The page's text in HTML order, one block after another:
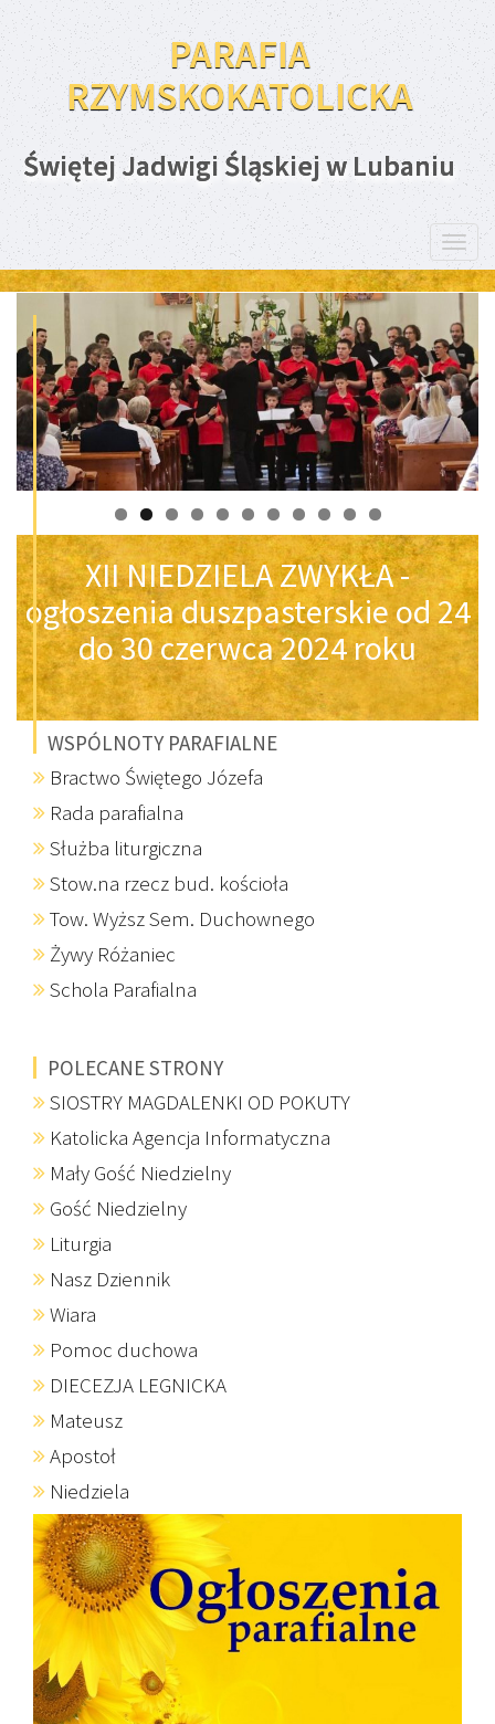
PARAFIA
RZYMSKOKATOLICKA
Świętej Jadwigi Śląskiej w Lubaniu
XII NIEDZIELA ZWYKŁA -
ogłoszenia duszpasterskie od 24
do 30 czerwca 2024 roku
WSPÓLNOTY PARAFIALNE
Bractwo Świętego Józefa
Rada parafialna
Służba liturgiczna
Stow.na rzecz bud. kościoła
Tow. Wyższ Sem. Duchownego
Żywy Różaniec
Schola Parafialna
POLECANE STRONY
SIOSTRY MAGDALENKI OD POKUTY
Katolicka Agencja Informatyczna
Mały Gość Niedzielny
Gość Niedzielny
Liturgia
Nasz Dziennik
Wiara
Pomoc duchowa
DIECEZJA LEGNICKA
Mateusz
Apostoł
Niedziela